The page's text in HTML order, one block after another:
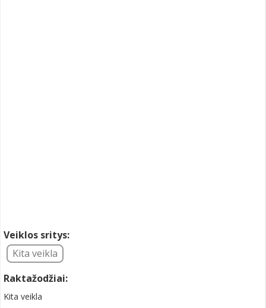
Veiklos sritys:
Kita veikla
Raktažodžiai:
Kita veikla